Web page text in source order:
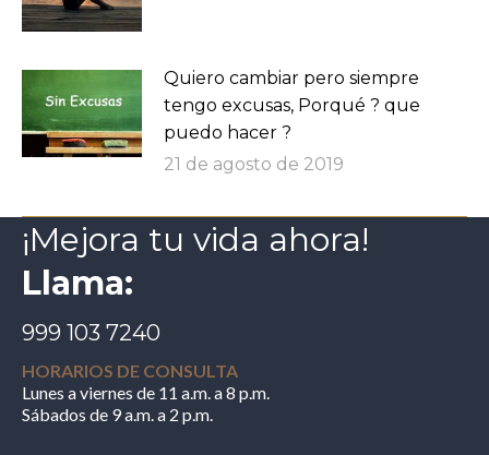
Quiero cambiar pero siempre
tengo excusas, Porqué ? que
puedo hacer ?
21 de agosto de 2019
¡Mejora tu vida ahora!
Llama:
999 103 7240
HORARIOS DE CONSULTA
Lunes a viernes de 11 a.m. a 8 p.m.
Sábados de 9 a.m. a 2 p.m.